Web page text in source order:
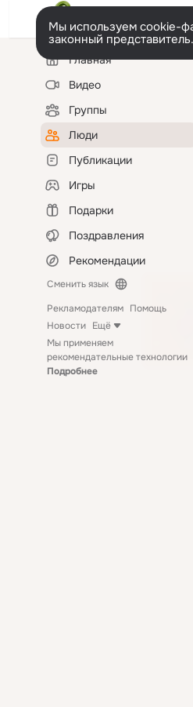
Мы используем cookie-
законный представитель.
Левая
колонкаГлавная
Видео
Группы
Люди
Публикации
Игры
Подарки
Поздравления
Рекомендации
Сменить язык
Рекламодателям Помощь
Новости Ещё
Мы применяем
рекомендательные технологии
Подробнее